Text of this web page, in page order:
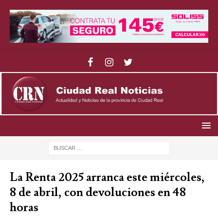
La Renta 2025 arranca este miércoles,
8 de abril, con devoluciones en 48
horas